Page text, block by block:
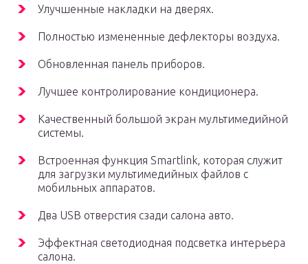
Улучшенные накладки на дверях.
Полностью измененные дефлекторы воздуха.
Обновленная панель приборов.
Лучшее контролирование кондиционера.
Качественный большой экран мультимедийной
системы.
Встроенная функция Smartlink, которая служит
для загрузки мультимедийных файлов с
мобильных аппаратов.
Два USB отверстия сзади салона авто.
Эффектная светодиодная подсветка интерьера
салона.